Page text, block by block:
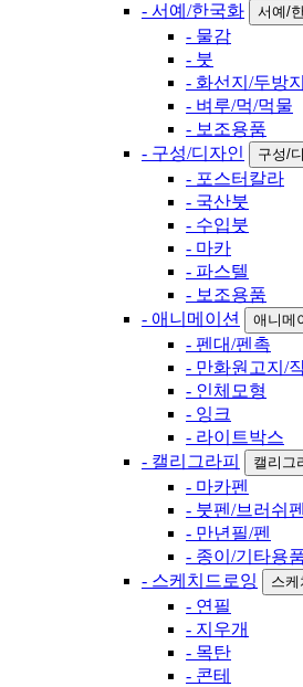
- 서예/한국화
서예/
- 물감
- 붓
- 화선지/두방지
- 벼루/먹/먹물
- 보조용품
- 구성/디자인
구성/
- 포스터칼라
- 국산붓
- 수입붓
- 마카
- 파스텔
- 보조용품
- 애니메이션
애니메
- 펜대/펜촉
- 만화원고지/
- 인체모형
- 잉크
- 라이트박스
- 캘리그라피
캘리그
- 마카펜
- 붓펜/브러쉬펜
- 만년필/펜
- 종이/기타용
- 스케치드로잉
스
- 연필
- 지우개
- 목탄
- 콘테